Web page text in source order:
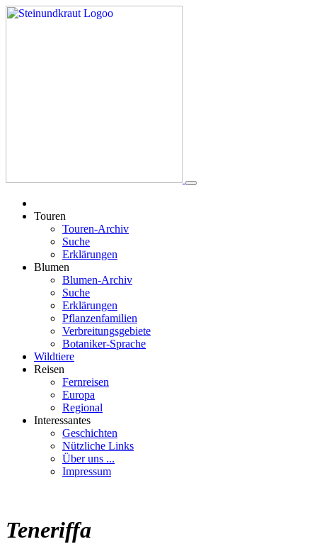
Touren
Touren-Archiv
Suche
Erklärungen
Blumen
Blumen-Archiv
Suche
Erklärungen
Pflanzenfamilien
Verbreitungsgebiete
Botaniker-Sprache
Wildtiere
Reisen
Fernreisen
Europa
Regional
Interessantes
Geschichten
Nützliche Links
Über uns ...
Impressum
Teneriffa